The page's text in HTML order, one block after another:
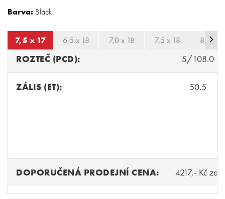
Barva: Black
7,5 x 17 6,5 x 18 7,0 x 18 7,5 x 18 8,0 x
ROZTEČ (PCD): 5/108.0
ZÁLIS (ET): 50.5
DOPORUČENÁ PRODEJNÍ CENA: 4217,- Kč za